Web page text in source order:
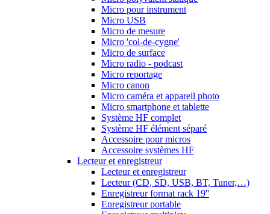
Micro pour instrument
Micro USB
Micro de mesure
Micro 'col-de-cygne'
Micro de surface
Micro radio - podcast
Micro reportage
Micro canon
Micro caméra et appareil photo
Micro smartphone et tablette
Système HF complet
Système HF élément séparé
Accessoire pour micros
Accessoire systèmes HF
Lecteur et enregistreur
Lecteur et enregistreur
Lecteur (CD, SD, USB, BT, Tuner,…)
Enregistreur format rack 19''
Enregistreur portable